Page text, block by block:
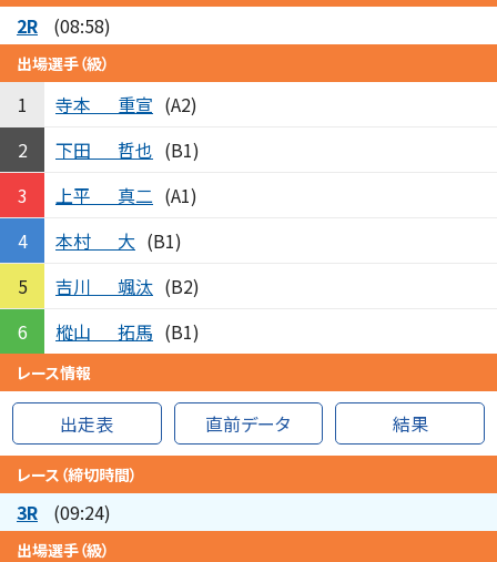
2R (08:58)
出場選手（級）
1 寺本 重宣 (A2)
2
下田 哲也 (B1)
3
上平 真二 (A1)
4
本村 大 (B1)
5
吉川 颯汰 (B2)
6
樅山 拓馬 (B1)
レース情報
出走表 直前データ 結果
レース（締切時間）
3R (09:24)
出場選手（級）